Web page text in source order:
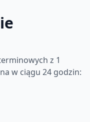
z 1
w ciągu 24 godzin: